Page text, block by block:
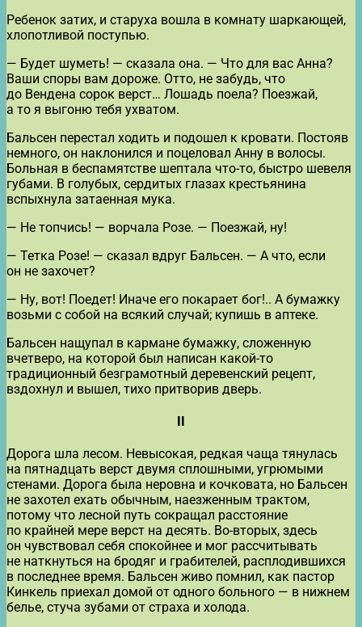
Ребенок затих, и старуха вошла в комнату шаркающей,
хлопотливой поступью.
— Будет шуметь! — сказала она. — Что для вас Анна?
Ваши споры вам дороже. Отто, не забудь, что
до Вендена сорок верст… Лошадь поела? Поезжай,
а то я выгоню тебя ухватом.
Бальсен перестал ходить и подошел к кровати. Постояв
немного, он наклонился и поцеловал Анну в волосы.
Больная в беспамятстве шептала что-то, быстро шевеля
губами. В голубых, сердитых глазах крестьянина
вспыхнула затаенная мука.
— Не топчись! — ворчала Розе. — Поезжай, ну!
— Тетка Розе! — сказал вдруг Бальсен. — А что, если
он не захочет?
— Ну, вот! Поедет! Иначе его покарает бог!.. А бумажку
возьми с собой на всякий случай; купишь в аптеке.
Бальсен нащупал в кармане бумажку, сложенную
вчетверо, на которой был написан какой-то
традиционный безграмотный деревенский рецепт,
вздохнул и вышел, тихо притворив дверь.
II
Дорога шла лесом. Невысокая, редкая чаща тянулась
на пятнадцать верст двумя сплошными, угрюмыми
стенами. Дорога была неровна и кочковата, но Бальсен
не захотел ехать обычным, наезженным трактом,
потому что лесной путь сокращал расстояние
по крайней мере верст на десять. Во-вторых, здесь
он чувствовал себя спокойнее и мог рассчитывать
не наткнуться на бродяг и грабителей, расплодившихся
в последнее время. Бальсен живо помнил, как пастор
Кинкель приехал домой от одного больного — в нижнем
белье, стуча зубами от страха и холода.